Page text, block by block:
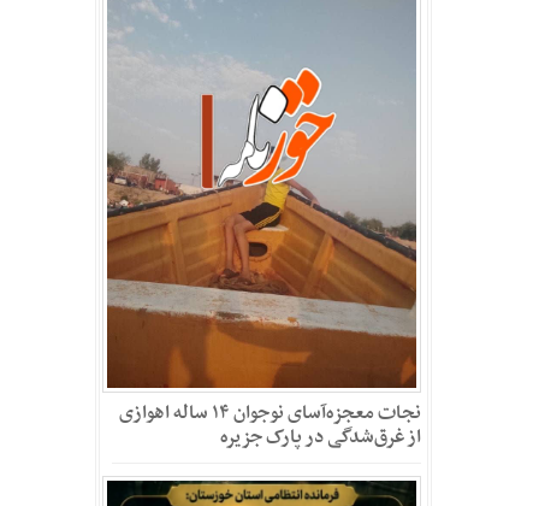
نجات معجزه‌آسای نوجوان ۱۴ ساله اهوازی
از غرق‌شدگی در پارک جزیره